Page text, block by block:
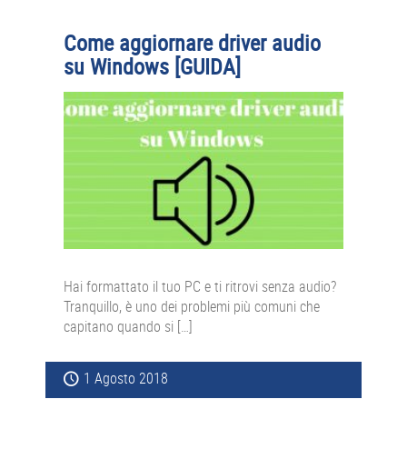
Come aggiornare driver audio
su Windows [GUIDA]
Hai formattato il tuo PC e ti ritrovi senza audio?
Tranquillo, è uno dei problemi più comuni che
capitano quando si […]
1 Agosto 2018